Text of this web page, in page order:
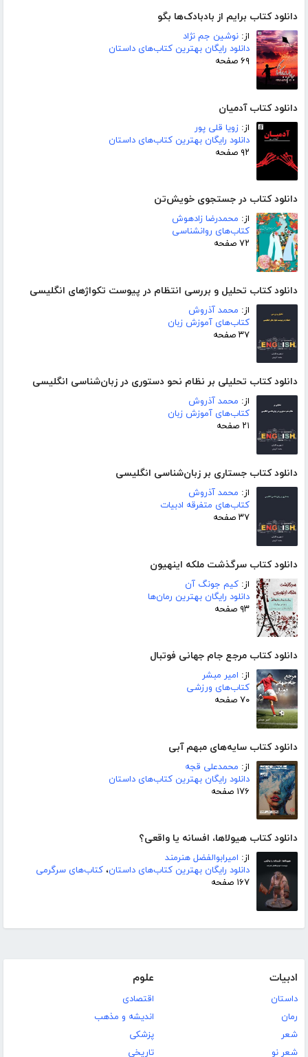
دانلود کتاب برایم از بادبادک‌ها بگو
از: نوشین جم نژاد
دانلود رایگان بهترین کتاب‌های داستان
۶۹ صفحه
دانلود کتاب آدمیان
از: زویا قلی پور
دانلود رایگان بهترین کتاب‌های داستان
۹۲ صفحه
دانلود کتاب در جستجوی خویش‌تن
از: محمدرضا زادهوش
کتاب‌های روانشناسی
۷۲ صفحه
دانلود کتاب تحلیل و بررسی انتظام در پیوست تکواژهای انگلیسی
از: محمد آذروش
کتاب‌های آموزش زبان
۳۷ صفحه
دانلود کتاب تحلیلی بر نظام نحو دستوری در زبان‌شناسی انگلیسی
از: محمد آذروش
کتاب‌های آموزش زبان
۲۱ صفحه
دانلود کتاب جستاری بر زبان‌شناسی انگلیسی
از: محمد آذروش
کتاب‌های متفرقه ادبیات
۳۷ صفحه
دانلود کتاب سرگذشت ملکه اینهیون
از: کیم جونگ آن
دانلود رایگان بهترین رمان‌ها
۹۳ صفحه
دانلود کتاب مرجع جام جهانی فوتبال
از: امیر مبشر
کتاب‌های ورزشی
۷۰ صفحه
دانلود کتاب سایه‌های مبهم آبی
از: محمدعلی قجه
دانلود رایگان بهترین کتاب‌های داستان
۱۷۶ صفحه
دانلود کتاب هیولاها، افسانه یا واقعی؟
از: امیرابوالفضل هنرمند
دانلود رایگان بهترین کتاب‌های داستان، کتاب‌های سرگرمی
۱۶۷ صفحه
ادبیات
داستان
رمان
شعر
شعر نو
علوم
اقتصادی
اندیشه و مذهب
پزشکی
تاریخی